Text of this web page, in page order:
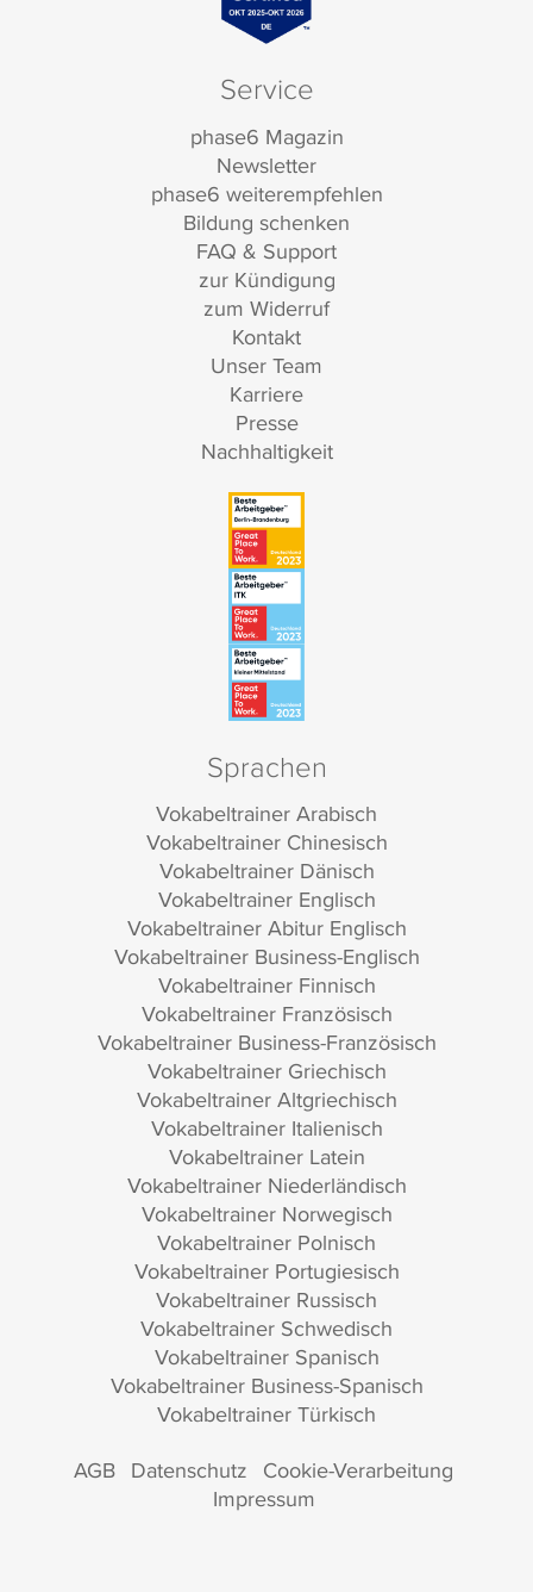
Service
phase6 Magazin
Newsletter
phase6 weiterempfehlen
Bildung schenken
FAQ & Support
zur Kündigung
zum Widerruf
Kontakt
Unser Team
Karriere
Presse
Nachhaltigkeit
Sprachen
Vokabeltrainer Arabisch
Vokabeltrainer Chinesisch
Vokabeltrainer Dänisch
Vokabeltrainer Englisch
Vokabeltrainer Abitur Englisch
Vokabeltrainer Business-Englisch
Vokabeltrainer Finnisch
Vokabeltrainer Französisch
Vokabeltrainer Business-Französisch
Vokabeltrainer Griechisch
Vokabeltrainer Altgriechisch
Vokabeltrainer Italienisch
Vokabeltrainer Latein
Vokabeltrainer Niederländisch
Vokabeltrainer Norwegisch
Vokabeltrainer Polnisch
Vokabeltrainer Portugiesisch
Vokabeltrainer Russisch
Vokabeltrainer Schwedisch
Vokabeltrainer Spanisch
Vokabeltrainer Business-Spanisch
Vokabeltrainer Türkisch
AGB Datenschutz Cookie-Verarbeitung
Impressum